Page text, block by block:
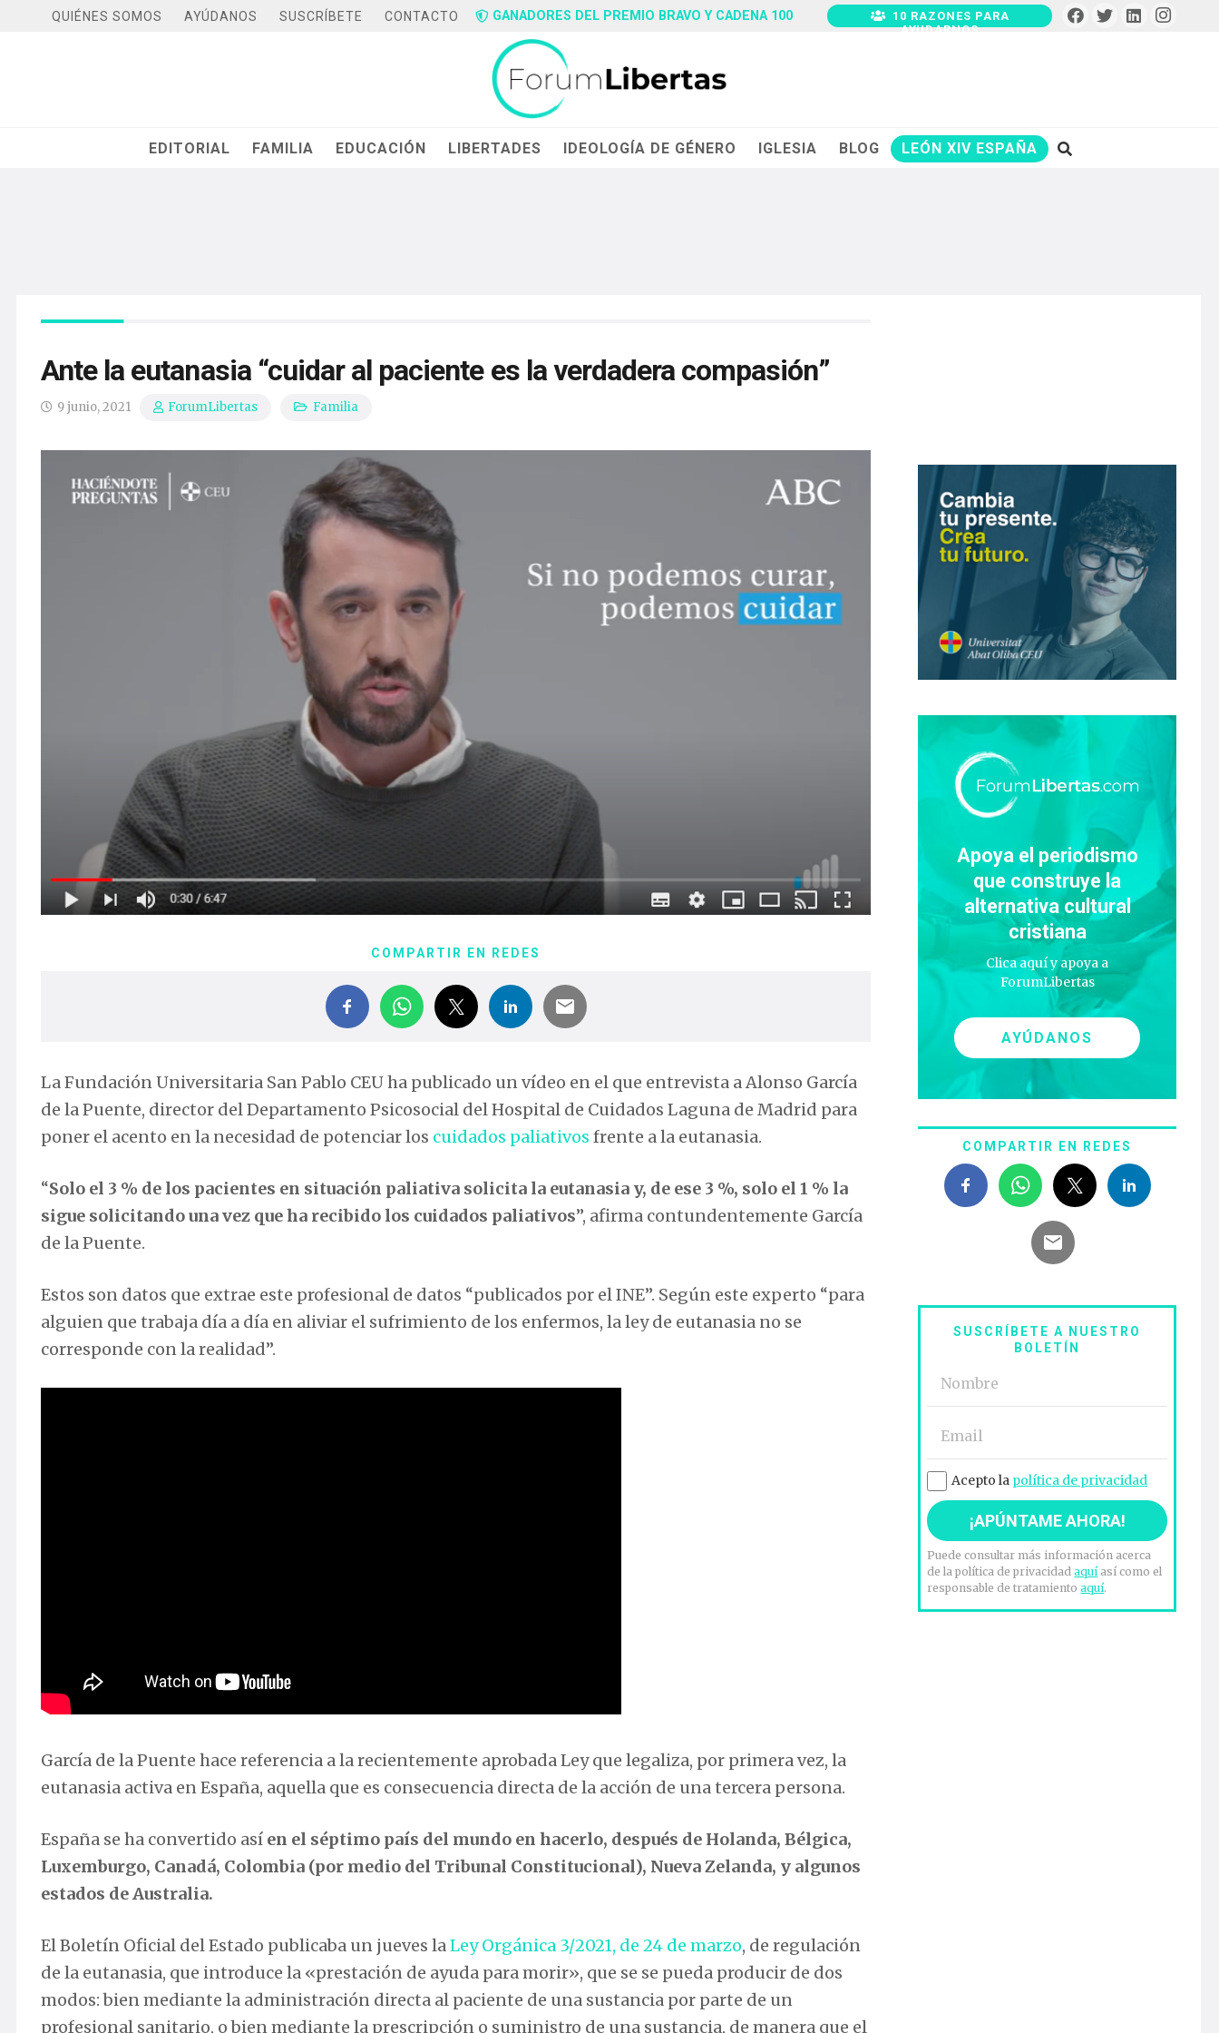
QUIÉNES SOMOS AYÚDANOS SUSCRÍBETE CONTACTO GANADORES DEL PREMIO BRAVO Y CADENA 100
10 RAZONES PARA
AYUDARNOS
EDITORIAL FAMILIA EDUCACIÓN LIBERTADES IDEOLOGÍA DE GÉNERO IGLESIA BLOG LEÓN XIV ESPAÑA
Ante la eutanasia “cuidar al paciente es la verdadera compasión”
9 junio, 2021 ForumLibertas Familia
COMPARTIR EN REDES
La Fundación Universitaria San Pablo CEU ha publicado un vídeo en el que entrevista aAlonso García
de la Puente, director del Departamento Psicosocial del Hospital de Cuidados Laguna de Madrid para
poner el acento en la necesidad de potenciar los cuidados paliativos frente a la eutanasia.
“Solo el 3 % de los pacientes en situación paliativa solicita la eutanasia y, de ese 3 %, solo el 1 % la
sigue solicitando una vez que ha recibido los cuidados paliativos”, afirma contundentemente García
de la Puente.
Estos son datos que extrae este profesional de datos “publicados por el INE”. Según este experto “para
alguien que trabaja día a día en aliviar el sufrimiento de los enfermos, la ley de eutanasia no se
corresponde con la realidad”.
García de la Puente hace referencia a la recientemente aprobada Ley que legaliza, por primera vez, la
eutanasia activa en España, aquella que es consecuencia directa de la acción de una tercera persona.
España se ha convertido así en el séptimo país del mundo en hacerlo, después de Holanda, Bélgica,
Luxemburgo, Canadá, Colombia (por medio del Tribunal Constitucional), Nueva Zelanda, y algunos
estados de Australia.
El Boletín Oficial del Estado publicaba un jueves laLey Orgánica 3/2021, de 24 de marzo, de regulación
de la eutanasia, que introduce la «prestación de ayuda para morir», que se se pueda producir de dos
modos: bien mediante la administración directa al paciente de una sustancia por parte de un
profesional sanitario, o bien mediante la prescripción o suministro de una sustancia, de manera que el
Apoya el periodismo
que construye la
alternativa cultural
cristiana
Clica aquí y apoya a
ForumLibertas
AYÚDANOS
COMPARTIR EN REDES
SUSCRÍBETE A NUESTRO
BOLETÍN
Acepto la política de privacidad
Puede consultar más información acerca
de la política de privacidadaquíasí como el
responsable de tratamientoaquí.